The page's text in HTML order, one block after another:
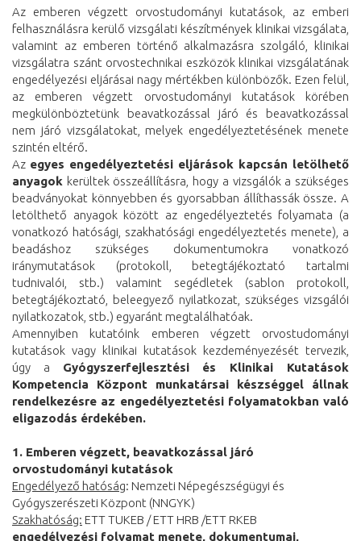
Az emberen végzett orvostudományi kutatások, az emberi
felhasználásra kerülő vizsgálati készítmények klinikai vizsgálata,
valamint az emberen történő alkalmazásra szolgáló, klinikai
vizsgálatra szánt orvostechnikai eszközök klinikai vizsgálatának
engedélyezési eljárásai nagy mértékben különbözők. Ezen felül,
az emberen végzett orvostudományi kutatások körében
megkülönböztetünk beavatkozással járó és beavatkozással
nem járó vizsgálatokat, melyek engedélyeztetésének menete
szintén eltérő.
Az egyes engedélyeztetési eljárások kapcsán letölhető
anyagok kerültek összeállításra, hogy a vizsgálók a szükséges
beadványokat könnyebben és gyorsabban állíthassák össze. A
letölthető anyagok között az engedélyeztetés folyamata (a
vonatkozó hatósági, szakhatósági engedélyeztetés menete), a
beadáshoz szükséges dokumentumokra vonatkozó
iránymutatások (protokoll, betegtájékoztató tartalmi
tudnivalói, stb.) valamint segédletek (sablon protokoll,
betegtájékoztató, beleegyező nyilatkozat, szükséges vizsgálói
nyilatkozatok, stb.) egyaránt megtalálhatóak.
Amennyiben kutatóink emberen végzett orvostudományi
kutatások vagy klinikai kutatások kezdeményezését tervezik,
úgy a Gyógyszerfejlesztési és Klinikai Kutatások
Kompetencia Központ munkatársai készséggel állnak
rendelkezésre az engedélyeztetési folyamatokban való
eligazodás érdekében.
1. Emberen végzett, beavatkozással járó
orvostudományi kutatások
Engedélyező hatóság: Nemzeti Népegészségügyi és
Gyógyszerészeti Központ (NNGYK)
Szakhatóság: ETT TUKEB / ETT HRB /ETT RKEB
engedélyezési folyamat menete, dokumentumai,